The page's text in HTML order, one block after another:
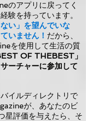
のアプリに戻ってく
験を持っています。
い」を望んでいな
いません！ だから、
を使用して生活の質
OF THEBEST」
ーチャーに参加して
イルディレクトリで
が、あなたのビ
星評価を与えたら、そ